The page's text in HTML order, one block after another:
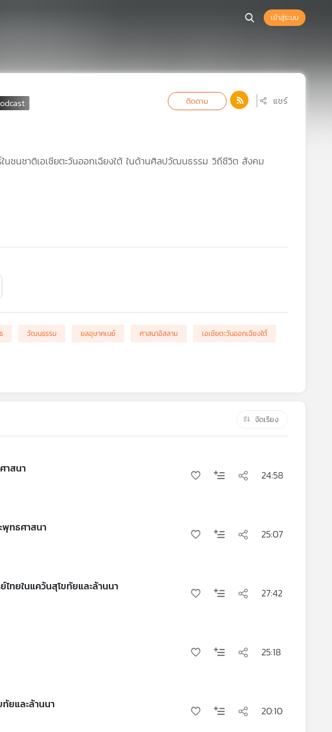
เข้าสู่ระบบ
ติดตาม แชร์
นชนชาติเอเชียตะวันออกเฉียงใต้ ในด้านศิลปวัฒนธรรม วิถีชีวิต สังคม
วัฒนธรรม ยลอุษาคเนย์ ศาสนาอิสลาม
เอเชียตะวันออกเฉียงใต้่
จัดเรียง
าสนา 24:58
พุทธศาสนา 25:07
ทยในแคว้นสุโขทัยและล้านนา 27:42
25:18
ทัยและล้านนา 20:10